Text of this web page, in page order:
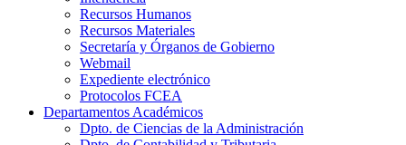
Recursos Humanos
Recursos Materiales
Secretaría y Órganos de Gobierno
Webmail
Expediente electrónico
Protocolos FCEA
Departamentos Académicos
Dpto. de Ciencias de la Administración